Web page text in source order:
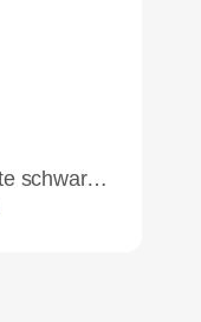
Efalock Toupierbürste schwarz ohne Noppen